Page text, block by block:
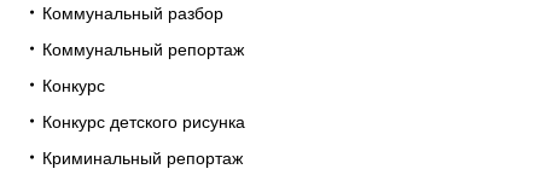
Коммунальный разбор
Коммунальный репортаж
Конкурс
Конкурс детского рисунка
Криминальный репортаж